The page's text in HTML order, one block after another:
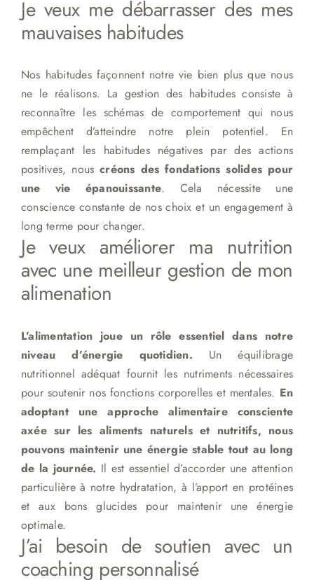
Je veux me débarrasser des mes
mauvaises habitudes
Nos habitudes façonnent notre vie bien plus que nous
ne le réalisons. La gestion des habitudes consiste à
reconnaître les schémas de comportement qui nous
empêchent d’atteindre notre plein potentiel. En
remplaçant les habitudes négatives par des actions
positives, nouscréons des fondations solides pour
une vie épanouissante. Cela nécessite une
conscience constante de nos choix et un engagement à
long terme pour changer.
Je veux améliorer ma nutrition
avec une meilleur gestion de mon
alimenation
L’alimentation joue un rôle essentiel dans notre
niveau d’énergie quotidien. Un équilibrage
nutritionnel adéquat fournit les nutriments nécessaires
pour soutenir nos fonctions corporelles et mentales. En
adoptant une approche alimentaire consciente
axée sur les aliments naturels et nutritifs, nous
pouvons maintenir une énergie stable tout au long
de la journée. Il est essentiel d’accorder une attention
particulière à notre hydratation, à l’apport en protéines
et aux bons glucides pour maintenir une énergie
optimale.
J’ai besoin de soutien avec un
coaching personnalisé